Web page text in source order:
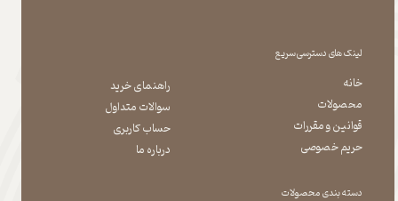
لینک های دسترسی سریع
دسته بندی محصولات
خانه
محصولات
قوانین و مقررات
حریم خصوصی
راهنمای خرید
سوالات متداول
حساب کاربری
درباره ما